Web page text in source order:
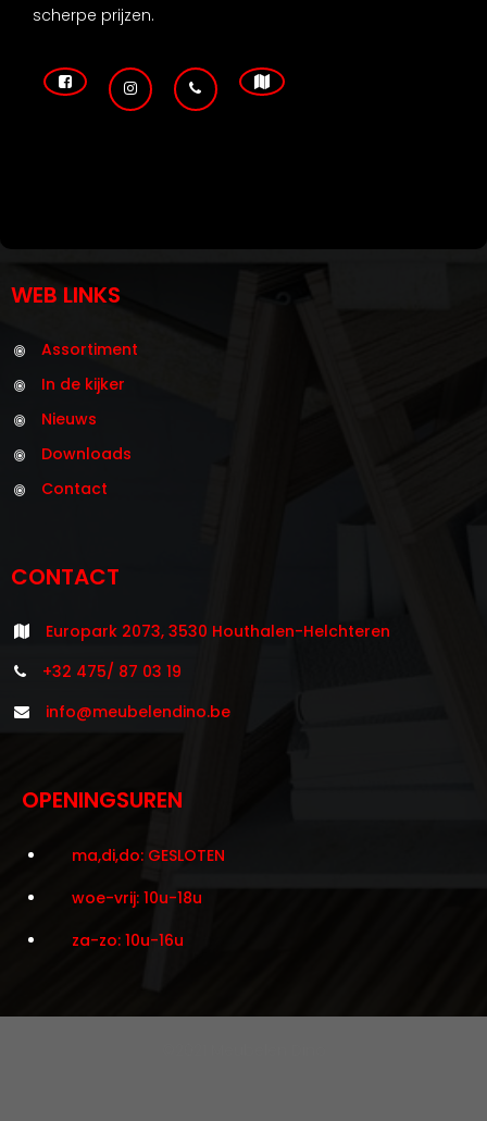
scherpe prijzen.
WEB LINKS
Assortiment
In de kijker
Nieuws
Downloads
Contact
CONTACT
Europark 2073, 3530 Houthalen-Helchteren
+32 475/ 87 03 19
info@meubelendino.be
OPENINGSUREN
ma,di,do: GESLOTEN
woe-vrij: 10u-18u
za-zo: 10u-16u